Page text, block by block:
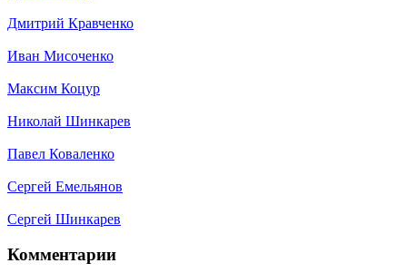
Дмитрий Кравченко
Иван Мисоченко
Максим Коцур
Николай Шинкарев
Павел Коваленко
Сергей Емельянов
Сергей Шинкарев
Комментарии